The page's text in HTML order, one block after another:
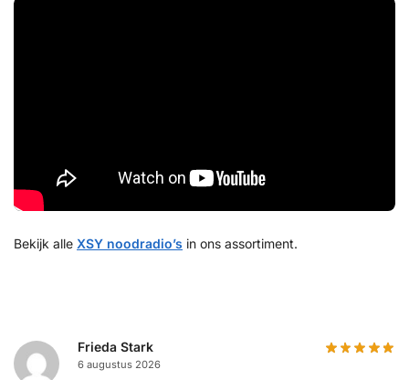
Bekijk alle XSY noodradio’s in ons assortiment.
Frieda Stark
6 augustus 2026